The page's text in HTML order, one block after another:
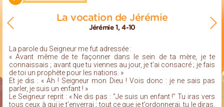
La vocation de Jérémie
Jérémie 1, 4-10
La parole du Seigneur me fut adressée :
« Avant même de te façonner dans le sein de ta mère, je te
connaissais ; avant que tu viennes au jour, je t’ai consacré ; je fais
de toi un prophète pour les nations. »
Et je dis : « Ah ! Seigneur mon Dieu ! Vois donc : je ne sais pas
parler, je suis un enfant ! »
Le Seigneur reprit : « Ne dis pas : “Je suis un enfant !” Tu iras vers
tous ceux à qui je t’enverrai ; tout ce que je t’ordonnerai, tu le diras.